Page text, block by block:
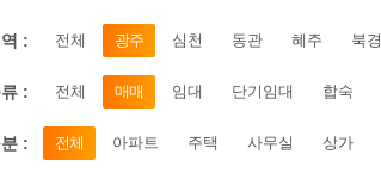
: 전체 광주 심천 동관 혜주 북경
: 전체 매매 임대 단기임대 합숙
: 전체 아파트 주택 사무실 상가